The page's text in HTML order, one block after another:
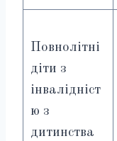
Повнолітні
діти з
інвалідніст
ю з
дитинства